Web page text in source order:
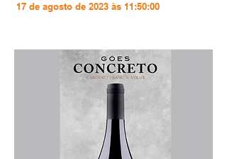
17 de agosto de 2023 às 11:50:00